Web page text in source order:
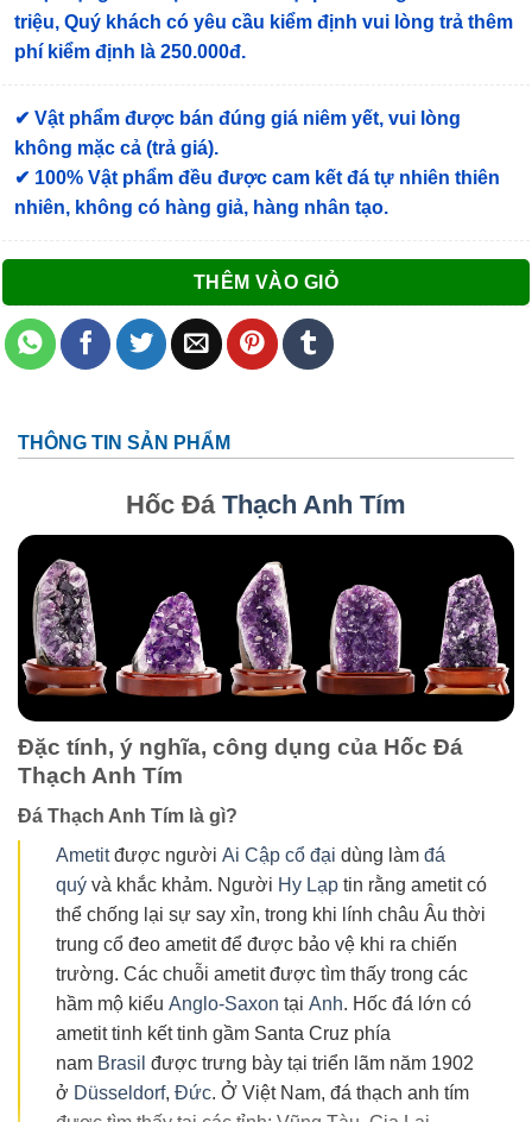
triệu, Quý khách có yêu cầu kiểm định vui lòng trả thêm
phí kiểm định là 250.000đ.
✔ Vật phẩm được bán đúng giá niêm yết, vui lòng
không mặc cả (trả giá).
✔ 100% Vật phẩm đều được cam kết đá tự nhiên thiên
nhiên, không có hàng giả, hàng nhân tạo.
THÊM VÀO GIỎ
THÔNG TIN SẢN PHẨM
Hốc Đá Thạch Anh Tím
Đặc tính, ý nghĩa, công dụng của Hốc Đá
Thạch Anh Tím
Đá Thạch Anh Tím là gì?
Ametitđược người Ai Cập cổ đại dùng làm đá
quý và khắc khảm. Người Hy Lạp tin rằng ametit có
thể chống lại sự say xỉn, trong khi lính châu Âu thời
trung cổ đeo ametit để được bảo vệ khi ra chiến
trường. Các chuỗi ametit được tìm thấy trong các
hầm mộ kiểu Anglo-Saxon tại Anh. Hốc đá lớn có
ametit tinh kết tinh gầm Santa Cruz phía
nam Brasil được trưng bày tại triển lãm năm 1902
ở Düsseldorf, Đức. Ở Việt Nam, đá thạch anh tím